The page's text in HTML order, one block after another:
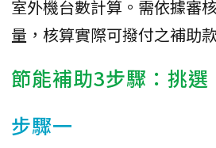
室外機台數計算。需依據審
量，核算實際可撥付之補助
節能補助3步驟：挑
步驟一